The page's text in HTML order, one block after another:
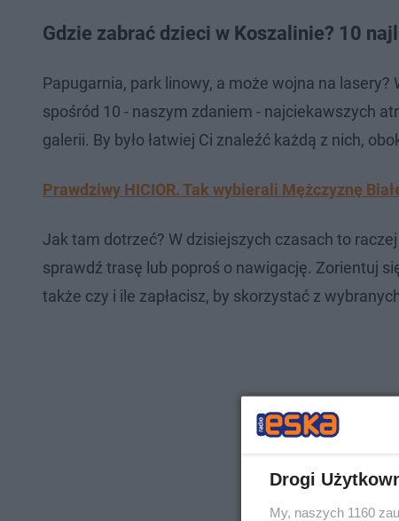
Gdzie zabrać dzieci w Koszalinie? 10
Papugarnia, park linowy, a może wojna na
spośród 10 - naszym zdaniem - najciekawszych
galerii. By było łatwiej Ci znaleźć każdą z nich,
Prawdziwy HICIOR. Tak wybierali Mężczyznę
Jak tam dotrzeć? W dzisiejszych czasach to
sprawdź trasę lub poproś o nawigację. Zorientuj
także czy i ile zapłacisz, by skorzystać z
Drogi
My, naszych 1160